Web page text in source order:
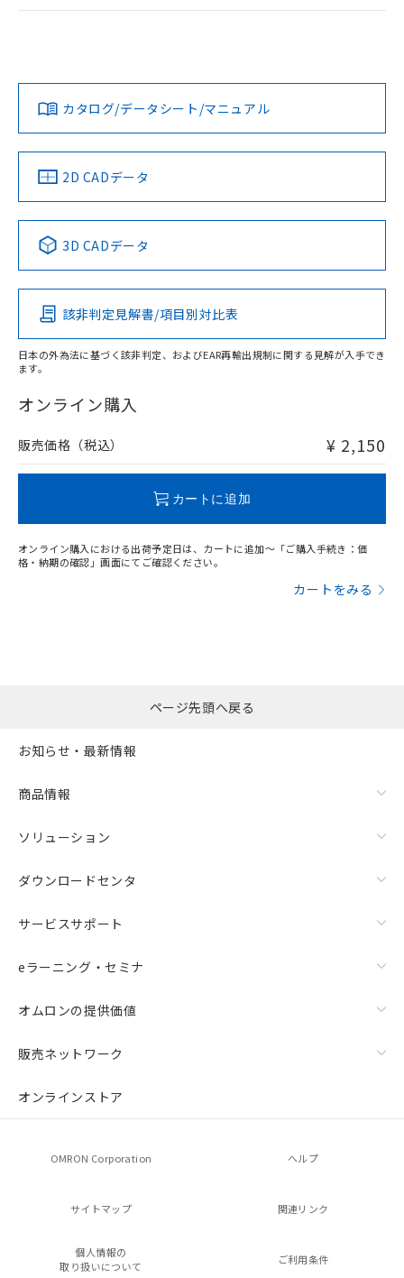
ログイン/会員登録
ダウンロードデータをご利用いただく前に、以下を必ずお読
みください。
ソフトウェアの使用条件
EU RoHS 注意事項・凡例
対応済み
中国 RoHS 注意事項・凡例
Pb Hg Cd Cr(VI)
O
在庫等で未対応品が混在する可能性があります。
問い合わせください。
LR型式承認
（イギリス
船舶規格）
DNV型式承認
（ノルウェー
BV型式承認
（フランス
KR型式
（韓国
No No No No
この製品の規格認証/適合状況ページへ
その他の認証はこちらのページからご検索ください
カタログ/データシート/マニュアル
2D CADデータ
3D CADデータ
該非判定見解書/項目別対比表
日本の外為法に基づく該非判定、およびEAR再輸出規制に関する見解が入手でき
ます。
オンライン購入
販売価格（税込） ¥ 2,150
カートに追加
オンライン購入における出荷予定日は、カートに追加～「ご購入手続き：価
格・納期の確認」画面にてご確認ください。
カートをみる
ページ先頭へ戻る
お知らせ・最新情報
商品情報
ソリューション
ダウンロードセンタ
サービスサポート
eラーニング・セミナ
オムロンの提供価値
販売ネットワーク
オンラインストア
OMRON Corporation ヘルプ
サイトマップ 関連リンク
個人情報の
取り扱いについて
ご利用条件